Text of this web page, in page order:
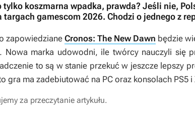
tylko koszmarna wpadka, prawda? Jeśli nie,
targach gamescom 2026. Chodzi o jednego z
zapowiedziane Cronos: The New Dawn będzie
Nowa marka udowodni, ile twórcy nauczyli się
to są w stanie przekuć w jeszcze lepszy
gra ma zadebiutować na PC oraz konsolach PS5 i
za przeczytanie artykułu.